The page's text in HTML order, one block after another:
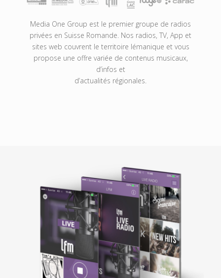
Media One Group est le premier groupe de radios
privées en Suisse Romande. Nos radios, TV, App et
sites web couvrent le territoire lémanique et vous
propose une offre variée de contenus musicaux,
d’infos et
d’actualités régionales.